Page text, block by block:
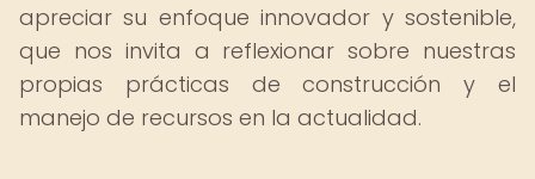
apreciar su enfoque innovador y sostenible,
que nos invita a reflexionar sobre nuestras
propias prácticas de construcción y el
manejo de recursos en la actualidad.